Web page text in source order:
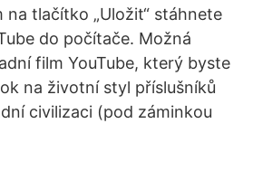
na tlačítko „Uložit“ stáhnete
do počítače. Možná
film YouTube, který byste
na životní styl příslušníků
civilizaci (pod záminkou